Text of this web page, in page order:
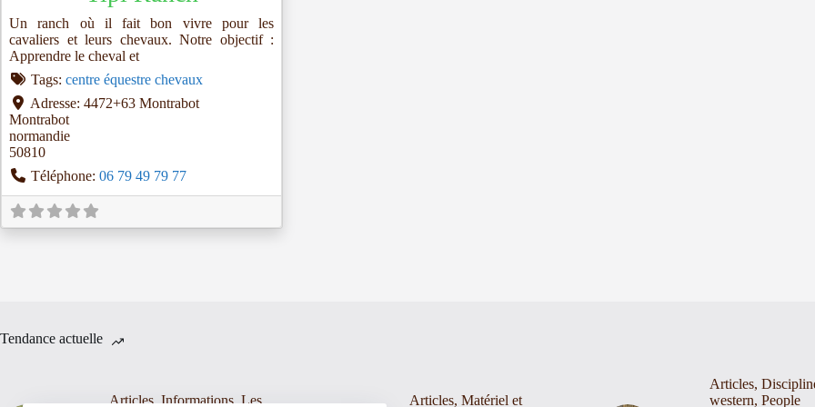
Un ranch où il fait bon vivre pour les
cavaliers et leurs chevaux. Notre objectif :
Apprendre le cheval et
Tags: centre équestre chevaux
Adresse: 4472+63 Montrabot
Montrabot
normandie
50810
Téléphone: 06 79 49 79 77
Tendance actuelle
Articles,Informations,Les Articles,Matériel et
Articles,
western,People